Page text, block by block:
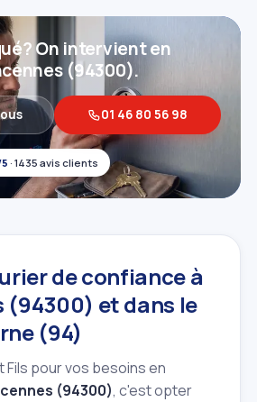
· 1435 avis clients
On intervient en
(94300).
01 46 80 56 98
de confiance à
(94300) et dans le
(94)
Fils pour vos besoins en
(94300), c'est opter